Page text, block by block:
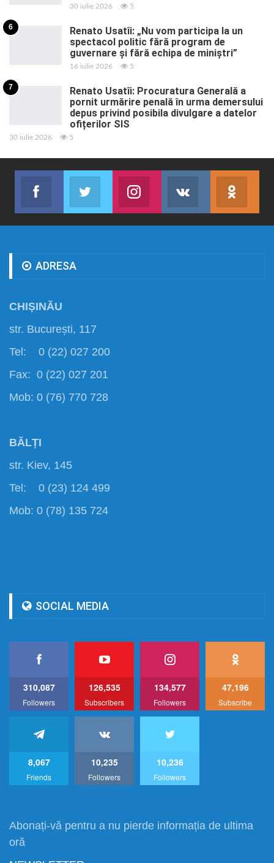
30 iulie 2026 5
6
Renato Usatîi: „Nu vom participa la un
spectacol politic fără program de
guvernare și fără echipa de miniștri”
16 iulie 2026 5
7
Renato Usatîi: Procuratura Generală a
pornit urmărire penală în urma demersului
depus privind posibila divulgare a datelor
ofițerilor SIS
30 iulie 2026 5
Facebook
Abonează-te
Twitter
Join us on TwitterJoin us on Instagram
Abonează-te
ADRESA
CHIȘINĂU
str. București, 117
Tel: 0 (22) 027 200
Fax: 0 (22) 027 201
Mob: 0 (76) 770 728
BĂLȚI
str. Kiev, 145
Tel: 0 (23) 124 499
Mob: 0 (78) 135 724
SOCIAL MEDIA
310,087
Followers
126,535
Subscribers
134,577
Followers
47,196
Subscribe
8,067
Friends
10,235
Followers
10,236
Followers
Abonați-vă pentru a nu pierde informația de ultima
oră